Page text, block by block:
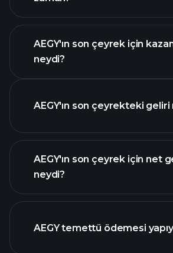
AEGY'ın son çeyrek için
neydi?
kazançları
AEGY'ın son çeyrekteki geliri
raporlar
AEGY'ın son çeyrek için net
neydi?
AEGY temettü ödemesi